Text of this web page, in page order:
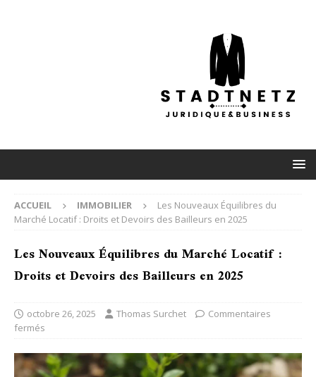
ACCUEIL IMMOBILIER
Les Nouveaux Équilibres du
Marché Locatif : Droits et Devoirs des Bailleurs en 2025
Les Nouveaux Équilibres du Marché Locatif :
Droits et Devoirs des Bailleurs en 2025
octobre 26, 2025 Thomas Surchet
Commentaires
fermés